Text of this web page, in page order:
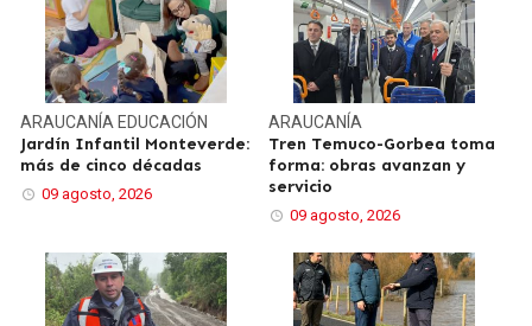
ARAUCANÍA EDUCACIÓN
Jardín Infantil Monteverde:
más de cinco décadas
09 agosto, 2026
ARAUCANÍA
Tren Temuco-Gorbea toma
forma: obras avanzan y
servicio
09 agosto, 2026